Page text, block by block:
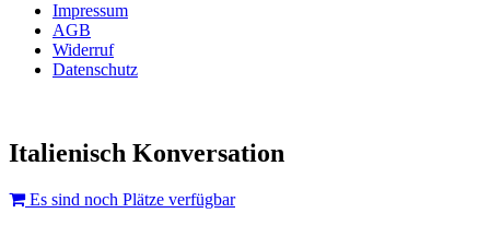
Impressum
AGB
Widerruf
Datenschutz
Italienisch Konversation
Es sind noch Plätze verfügbar